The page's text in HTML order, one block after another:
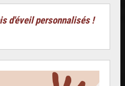
d'éveil personnalisés !